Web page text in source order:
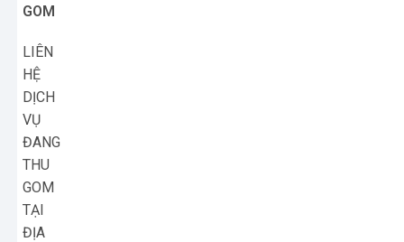
GOM
LIÊN
HỆ
DỊCH
VỤ
ĐANG
THU
GOM
TẠI
ĐỊA